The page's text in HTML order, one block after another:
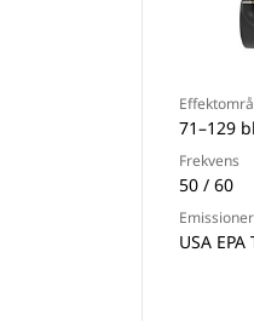
71–129
Frekvens
50 / 60
Emissioner
USA